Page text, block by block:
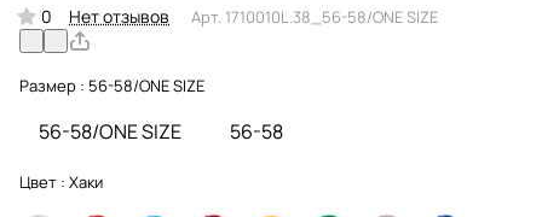
0 Нет отзывов Арт. 1710010L.38_56-58/ONE SIZE
Размер : 56-58/ONE SIZE
56-58/ONE SIZE 56-58
Цвет : Хаки